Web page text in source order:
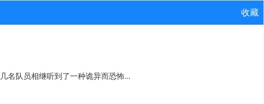
收藏
名队员相继听到了一种诡异而恐怖...